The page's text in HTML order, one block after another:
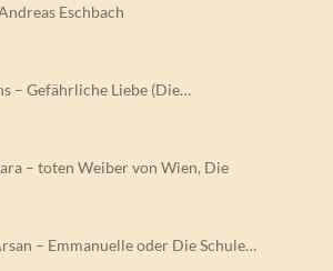
Eschbach
– Gefährliche Liebe (Die…
– toten Weiber von Wien, Die
– Emmanuelle oder Die Schule…